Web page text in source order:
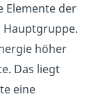
Elemente der
höher
Das liegt
eine